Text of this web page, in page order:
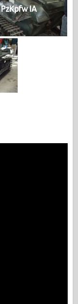
PzKpfw IA